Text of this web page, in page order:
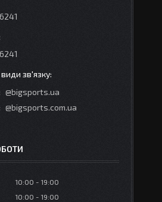
@bigsports.ua
@bigsports.com.ua
10:00
19:00
10:00
19:00